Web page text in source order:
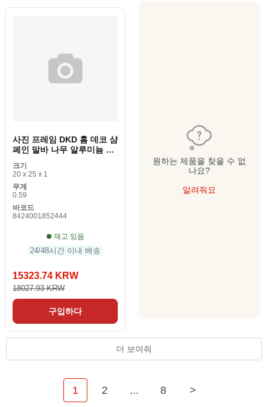
사진 프레임 DKD 홈 데코 샴
페인 말바 나무 알루미늄 아
크기
20 x 25 x 1
무게
0.59
바코드
8424001852444
재고 있음
24/48시간 이내 배송
15323.74 KRW
18027.93 KRW
구입하다
원하는 제품을 찾을 수 없
나요?
알려줘요
더 보여줘
1 2 ... 8 >